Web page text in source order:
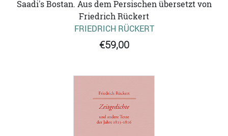
Saadi's Bostan. Aus dem Persischen übersetzt von
Friedrich Rückert
FRIEDRICH RÜCKERT
€59,00